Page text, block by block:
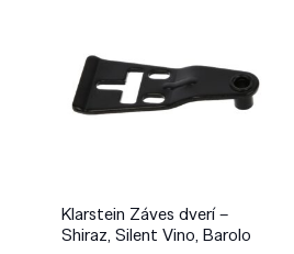
Klarstein Záves dverí –
Shiraz, Silent Vino, Barolo